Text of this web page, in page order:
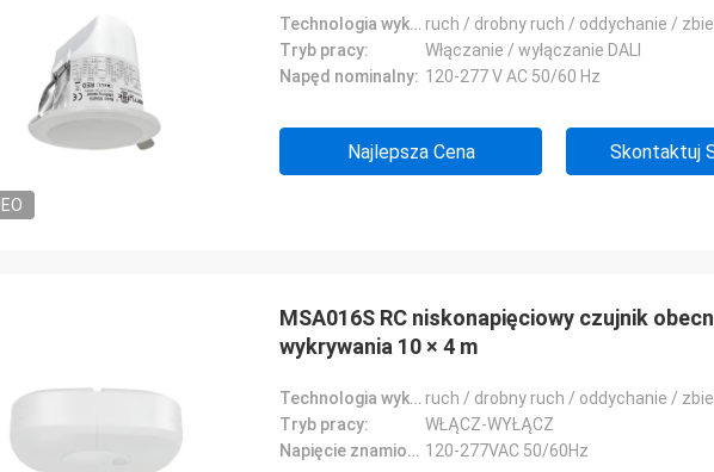
Technologia wykrywania: ruch / drobny ruch / oddychanie /
Tryb pracy:
Włączanie / wyłączanie DALI
Napęd nominalny: 120-277 V AC 50/60 Hz
Najlepsza Cena Skontaktuj
MSA016S RC niskonapięciowy czujnik
wykrywania 10 × 4 m
Technologia wykrywania: ruch / drobny ruch / oddychanie /
Tryb pracy:
WŁĄCZ-WYŁĄCZ
Napięcie znamionowe: 120-277VAC 50/60Hz